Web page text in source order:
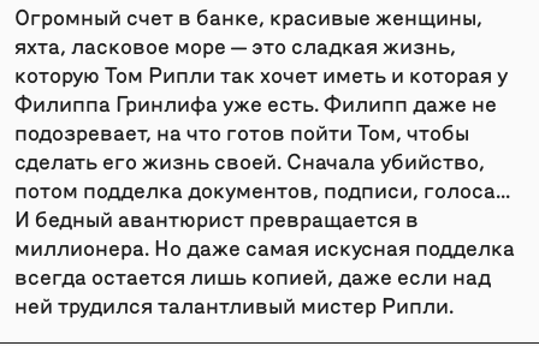
Огромный счет в банке, красивые женщины,
яхта, ласковое море — это сладкая жизнь,
которую Том Рипли так хочет иметь и которая у
Филиппа Гринлифа уже есть. Филипп даже не
подозревает, на что готов пойти Том, чтобы
сделать его жизнь своей. Сначала убийство,
потом подделка документов, подписи, голоса...
И бедный авантюрист превращается в
миллионера. Но даже самая искусная подделка
всегда остается лишь копией, даже если над
ней трудился талантливый мистер Рипли.